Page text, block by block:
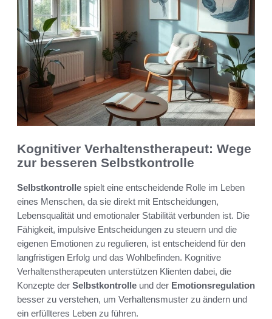
Kognitiver Verhaltenstherapeut: Wege
zur besseren Selbstkontrolle
Selbstkontrolle spielt eine entscheidende Rolle im Leben
eines Menschen, da sie direkt mit Entscheidungen,
Lebensqualität und emotionaler Stabilität verbunden ist. Die
Fähigkeit, impulsive Entscheidungen zu steuern und die
eigenen Emotionen zu regulieren, ist entscheidend für den
langfristigen Erfolg und das Wohlbefinden. Kognitive
Verhaltenstherapeuten unterstützen Klienten dabei, die
Konzepte der Selbstkontrolle und der Emotionsregulation
besser zu verstehen, um Verhaltensmuster zu ändern und
ein erfüllteres Leben zu führen.